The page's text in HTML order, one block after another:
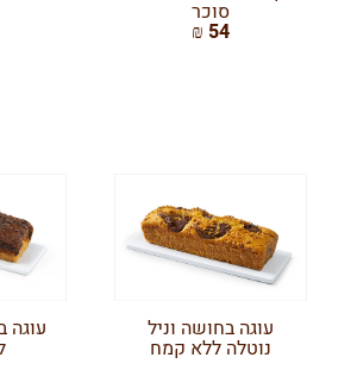
סוכר
54 ₪
עוגה בחושה וניל
נוטלה ללא קמח
עוגה